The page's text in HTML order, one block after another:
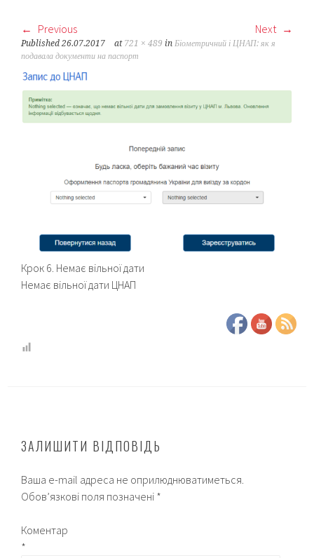
Previous Next
Published26.07.2017 at 721 × 489 inБіометричний і ЦНАП: як я
подавала документи на паспорт
Крок 6. Немає вільної дати
Немає вільної дати ЦНАП
ЗАЛИШИТИ ВІДПОВІДЬ
Ваша e-mail адреса не оприлюднюватиметься.
Обов’язкові поля позначені *
Коментар
*